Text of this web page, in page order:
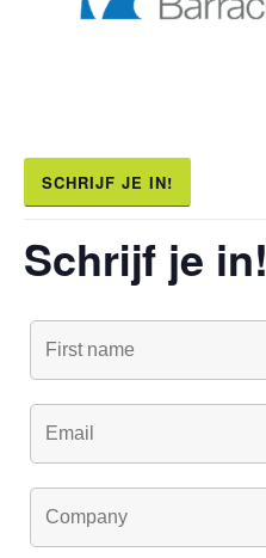
SCHRIJF JE IN!
Schrijf je in!